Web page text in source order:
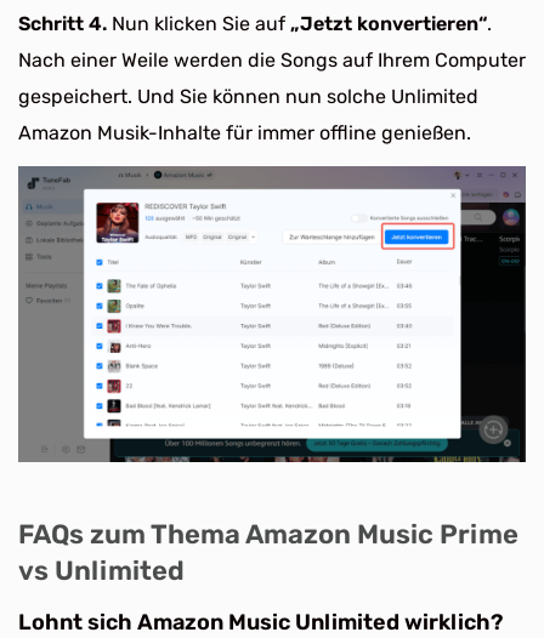
Schritt 4. Nun klicken Sie auf „Jetzt konvertieren“.
Nach einer Weile werden die Songs auf Ihrem Computer
gespeichert. Und Sie können nun solche Unlimited
Amazon Musik-Inhalte für immer offline genießen.
FAQs zum Thema Amazon Music Prime
vs Unlimited
Lohnt sich Amazon Music Unlimited wirklich?